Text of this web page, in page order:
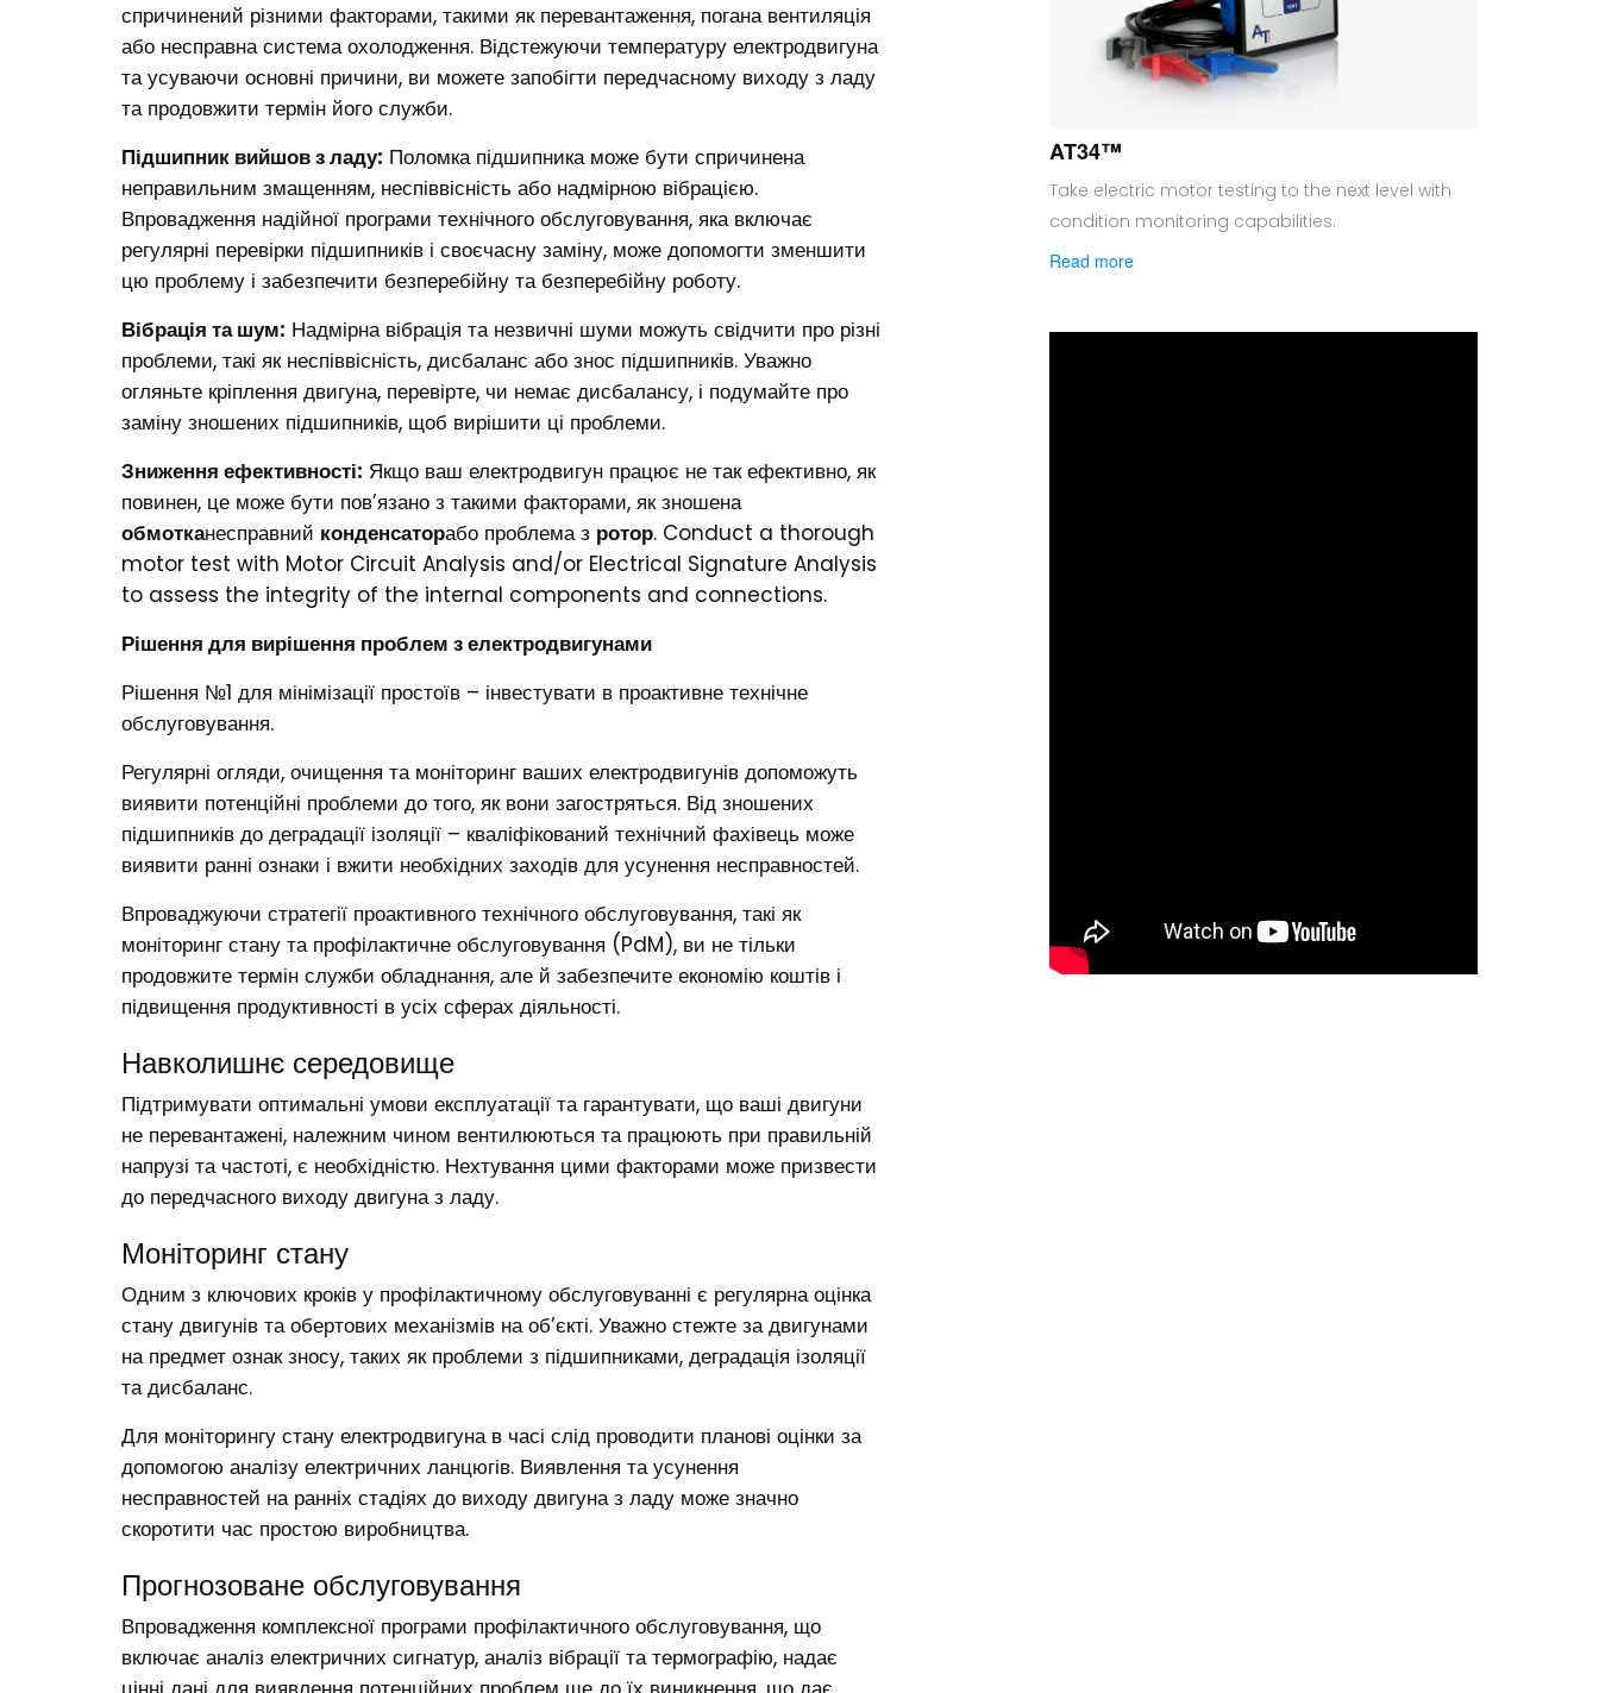
спричинений різними факторами, такими як перевантаження, погана вентиляція
або несправна система охолодження. Відстежуючи температуру електродвигуна
та усуваючи основні причини, ви можете запобігти передчасному виходу з ладу
та продовжити термін його служби.
Підшипник вийшов з ладу: Поломка підшипника може бути спричинена
неправильним змащенням, неспіввісність або надмірною вібрацією.
Впровадження надійної програми технічного обслуговування, яка включає
регулярні перевірки підшипників і своєчасну заміну, може допомогти зменшити
цю проблему і забезпечити безперебійну та безперебійну роботу.
Вібрація та шум: Надмірна вібрація та незвичні шуми можуть свідчити про різні
проблеми, такі як неспіввісність, дисбаланс або знос підшипників. Уважно
огляньте кріплення двигуна, перевірте, чи немає дисбалансу, і подумайте про
заміну зношених підшипників, щоб вирішити ці проблеми.
Зниження ефективності: Якщо ваш електродвигун працює не так ефективно, як
повинен, це може бути пов’язано з такими факторами, як зношена
обмотканесправний конденсаторабо проблема з ротор. Conduct a thorough
motor test with Motor Circuit Analysis and/or Electrical Signature Analysis
to assess the integrity of the internal components and connections.
Рішення для вирішення проблем з електродвигунами
Рішення №1 для мінімізації простоїв – інвестувати в проактивне технічне
обслуговування.
Регулярні огляди, очищення та моніторинг ваших електродвигунів допоможуть
виявити потенційні проблеми до того, як вони загостряться. Від зношених
підшипників до деградації ізоляції – кваліфікований технічний фахівець може
виявити ранні ознаки і вжити необхідних заходів для усунення несправностей.
Впроваджуючи стратегії проактивного технічного обслуговування, такі як
моніторинг стану та профілактичне обслуговування (PdM), ви не тільки
продовжите термін служби обладнання, але й забезпечите економію коштів і
підвищення продуктивності в усіх сферах діяльності.
Навколишнє середовище
Підтримувати оптимальні умови експлуатації та гарантувати, що ваші двигуни
не перевантажені, належним чином вентилюються та працюють при правильній
напрузі та частоті, є необхідністю. Нехтування цими факторами може призвести
до передчасного виходу двигуна з ладу.
Моніторинг стану
Одним з ключових кроків у профілактичному обслуговуванні є регулярна оцінка
стану двигунів та обертових механізмів на об’єкті. Уважно стежте за двигунами
на предмет ознак зносу, таких як проблеми з підшипниками, деградація ізоляції
та дисбаланс.
Для моніторингу стану електродвигуна в часі слід проводити планові оцінки за
допомогою аналізу електричних ланцюгів. Виявлення та усунення
несправностей на ранніх стадіях до виходу двигуна з ладу може значно
скоротити час простою виробництва.
Прогнозоване обслуговування
Впровадження комплексної програми профілактичного обслуговування, що
включає аналіз електричних сигнатур, аналіз вібрації та термографію, надає
AT34™
Take electric motor testing to the next level with
condition monitoring capabilities.
Read more